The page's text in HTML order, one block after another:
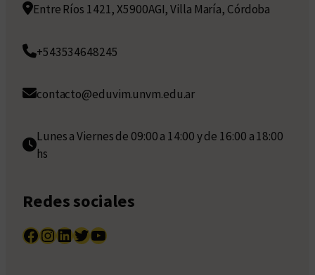
Entre Ríos 1421, X5900AGI, Villa María, Córdoba
+543534648245
contacto@eduvim.unvm.edu.ar
Lunes a Viernes de 09:00 a 14:00 y de 16:00 a 18:00
hs
Redes sociales
Facebook InstagramLinkedIn Twitter YouTube